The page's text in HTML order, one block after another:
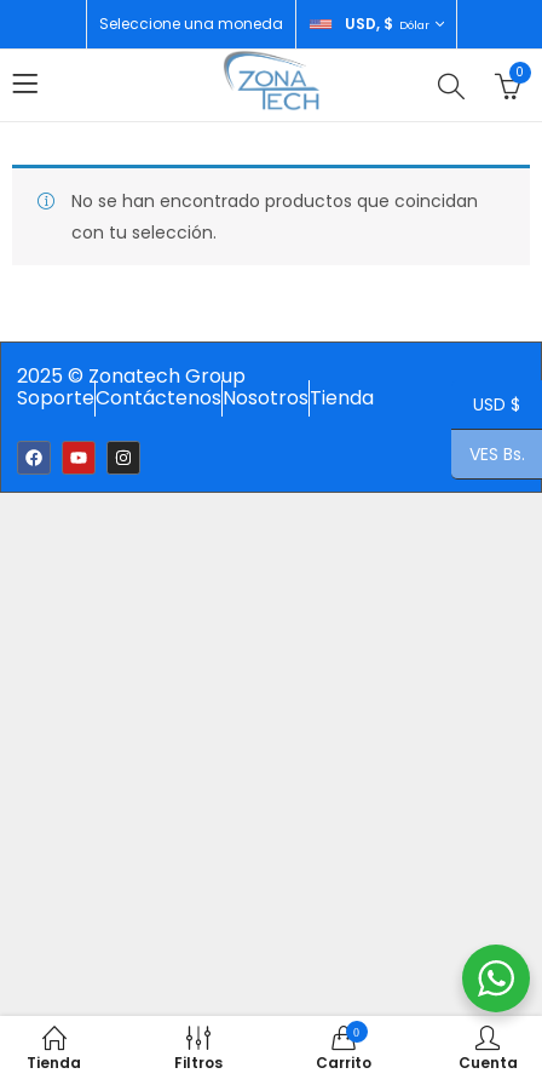
Seleccione una moneda USD, $ Dólar
0
No se han encontrado productos que coincidan
con tu selección.
2025 © Zonatech Group
SoporteContáctenosNosotrosTienda
Tienda Filtros
0
Carrito Cuenta
USD $
VES Bs.